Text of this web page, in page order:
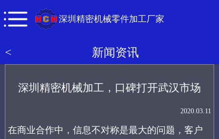
深圳精密机械零件加工厂家
< 新闻资讯
深圳精密机械加工，口碑打开武汉市场
2020.03.11
在商业合作中，信息不对称是最大的问题，客户